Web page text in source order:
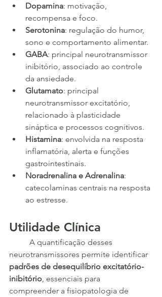
Dopamina: motivação,
recompensa e foco.
Serotonina: regulação do humor,
sono e comportamento alimentar.
GABA: principal neurotransmissor
inibitório, associado ao controle
da ansiedade.
Glutamato: principal
neurotransmissor excitatório,
relacionado à plasticidade
sináptica e processos cognitivos.
Histamina: envolvida na resposta
inflamatória, alerta e funções
gastrointestinais.
Noradrenalina e Adrenalina:
catecolaminas centrais na resposta
ao estresse.
Utilidade Clínica
neurotransmissores permite identificar
padrões de desequilíbrio excitatório-
inibitório , essenciais para
compreender a fisiopatologia de